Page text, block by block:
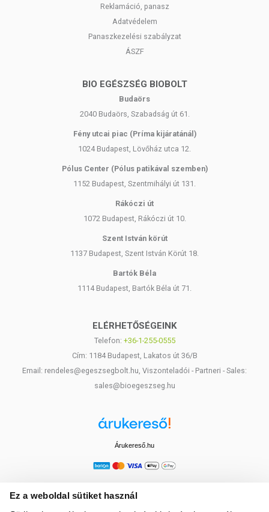
Ez a weboldal sütiket használ
Reklamáció, panasz
Adatvédelem
Panaszkezelési szabályzat
ÁSZF
BIO EGÉSZSÉG BIOBOLT
Budaörs
2040 Budaörs, Szabadság út 61.
Fény utcai piac (Príma kijáratánál)
1024 Budapest, Lövőház utca 12.
Pólus Center (Pólus patikával szemben)
1152 Budapest, Szentmihályi út 131.
Rákóczi út
1072 Budapest, Rákóczi út 10.
Szent István körút
1137 Budapest, Szent István Körút 18.
Bartók Béla
1114 Budapest, Bartók Béla út 71.
ELÉRHETŐSÉGEINK
Telefon: +36-1-255-0555
Cím: 1184 Budapest, Lakatos út 36/B
Email: rendeles@egeszsegbolt.hu, Viszonteladói - Partneri - Sales:
sales@bioegeszseg.hu
Árukereső.hu